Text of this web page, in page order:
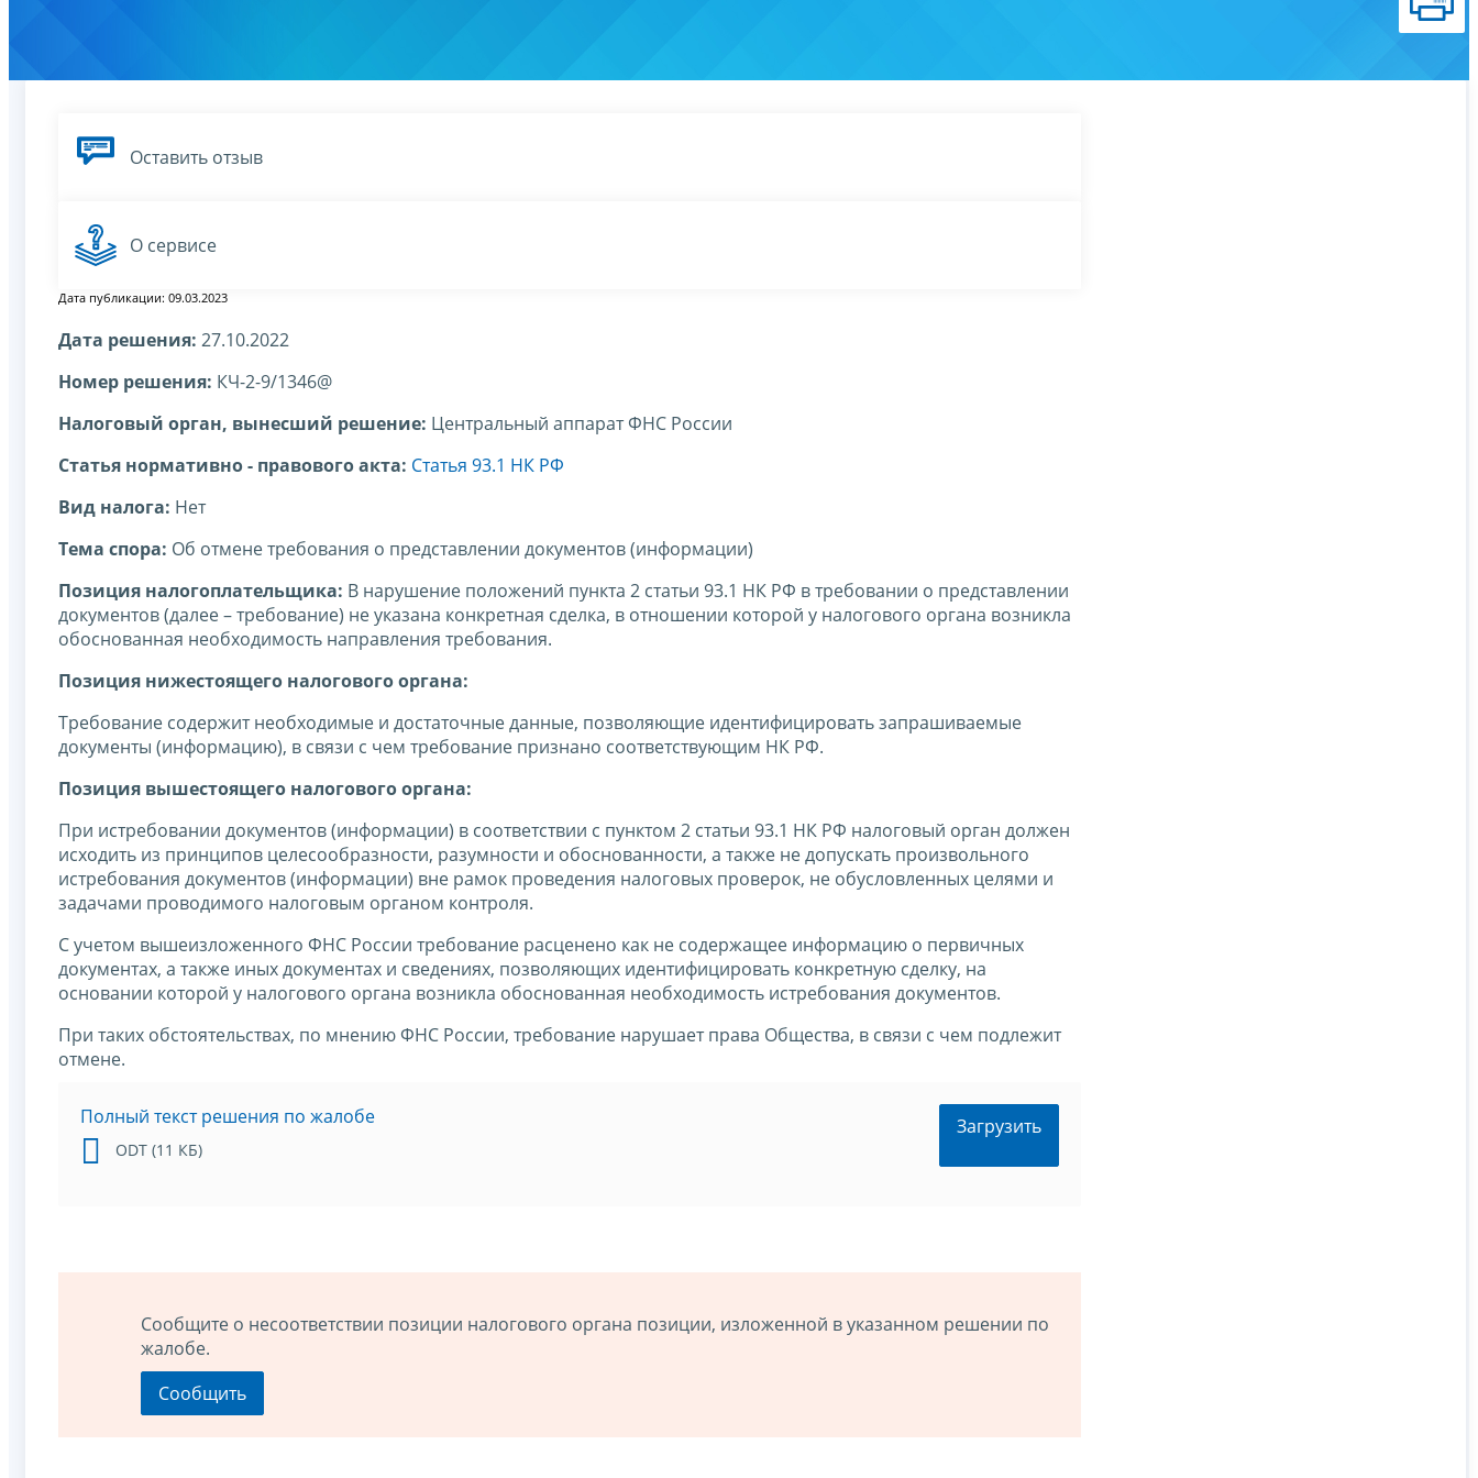
Оставить отзыв
О сервисе
Дата публикации: 09.03.2023
Дата решения: 27.10.2022
Номер решения: КЧ-2-9/1346@
Налоговый орган, вынесший решение: Центральный аппарат ФНС России
Статья нормативно - правового акта: Статья 93.1 НК РФ
Вид налога: Нет
Тема спора: Об отмене требования о представлении документов (информации)
Позиция налогоплательщика: В нарушение положений пункта 2 статьи 93.1 НК РФ в требовании о представлении
документов (далее – требование) не указана конкретная сделка, в отношении которой у налогового органа возникла
обоснованная необходимость направления требования.
Позиция нижестоящего налогового органа:
Требование содержит необходимые и достаточные данные, позволяющие идентифицировать запрашиваемые
документы (информацию), в связи с чем требование признано соответствующим НК РФ.
Позиция вышестоящего налогового органа:
При истребовании документов (информации) в соответствии с пунктом 2 статьи 93.1 НК РФ налоговый орган должен
исходить из принципов целесообразности, разумности и обоснованности, а также не допускать произвольного
истребования документов (информации) вне рамок проведения налоговых проверок, не обусловленных целями и
задачами проводимого налоговым органом контроля.
С учетом вышеизложенного ФНС России требование расценено как не содержащее информацию о первичных
документах, а также иных документах и сведениях, позволяющих идентифицировать конкретную сделку, на
основании которой у налогового органа возникла обоснованная необходимость истребования документов.
При таких обстоятельствах, по мнению ФНС России, требование нарушает права Общества, в связи с чем подлежит
отмене.
Полный текст решения по жалобе
ODT (11 КБ)
Загрузить
Сообщите о несоответствии позиции налогового органа позиции, изложенной в указанном решении по
жалобе.